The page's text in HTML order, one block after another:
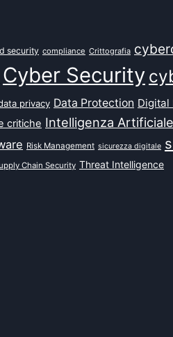
security compliance Crittografia
Cyber Security
privacy Data Protection Digital
critiche Intelligenza Artificiale
Risk Management sicurezza digitale
Chain Security Threat Intelligence